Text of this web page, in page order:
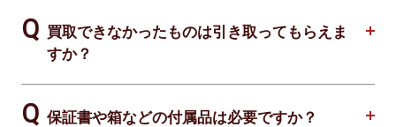
買取できなかったものは引き取ってもらえま
すか？
保証書や箱などの付属品は必要ですか？